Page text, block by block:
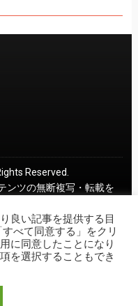
Reserved.
ンツの無断複写・転載を
良い記事を提供する目
べて同意する」をクリ
に同意したことになり
を選択することもでき